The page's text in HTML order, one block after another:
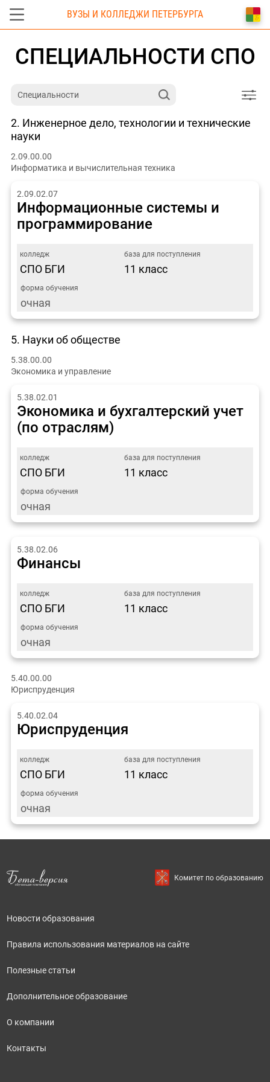
ВУЗЫ И КОЛЛЕДЖИ ПЕТЕРБУРГА
СПЕЦИАЛЬНОСТИ СПО
2. Инженерное дело, технологии и технические
науки
2.09.00.00
Информатика и вычислительная техника
2.09.02.07
Информационные системы и
программирование
СПО БГИ 11 класс
очная
5. Науки об обществе
5.38.00.00
Экономика и управление
5.38.02.01
Экономика и бухгалтерский учет
(по отраслям)
СПО БГИ 11 класс
очная
5.38.02.06
Финансы
СПО БГИ 11 класс
очная
5.40.00.00
Юриспруденция
5.40.02.04
Юриспруденция
СПО БГИ 11 класс
очная
Комитет по образованию
Новости образования
Правила использования материалов на сайте
Полезные статьи
Дополнительное образование
О компании
Контакты